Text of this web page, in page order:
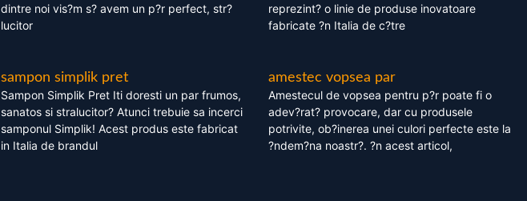
dintre noi vis?m s? avem un p?r perfect, str?
lucitor
reprezint? o linie de produse inovatoare
fabricate ?n Italia de c?tre
sampon simplik pret
Sampon Simplik Pret Iti doresti un par frumos,
sanatos si stralucitor? Atunci trebuie sa incerci
samponul Simplik! Acest produs este fabricat
in Italia de brandul
amestec vopsea par
Amestecul de vopsea pentru p?r poate fi o
adev?rat? provocare, dar cu produsele
potrivite, ob?inerea unei culori perfecte este la
?ndem?na noastr?. ?n acest articol,